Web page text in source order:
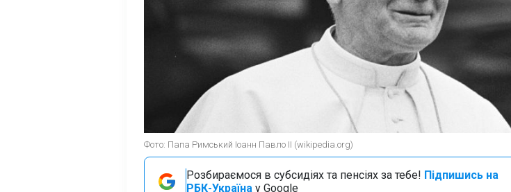
Фото: Папа Римський Іоанн Павло II (wikipedia.org)
Розбираємося в субсидіях та пенсіях за тебе! Підпишись на
РБК-Україна у Google